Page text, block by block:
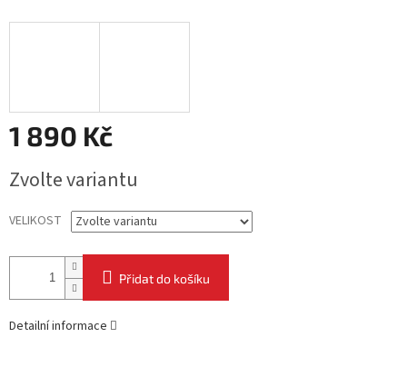
1 890 Kč
cena:
Zvolte variantu
VELIKOST
Přidat do košíku
Detailní informace